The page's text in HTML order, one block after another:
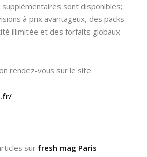
supplémentaires sont disponibles;
à prix avantageux, des packs
illimitée et des forfaits globaux
rendez-vous sur le site
sur fresh mag Paris